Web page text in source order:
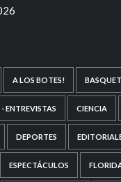
A LOS BOTES!
ENTREVISTAS CIENCIA
DEPORTES
ESPECTÁCULOS